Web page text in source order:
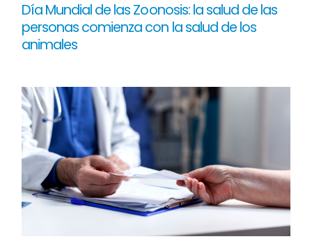
Día Mundial de las Zoonosis: la salud de las
personas comienza con la salud de los
animales